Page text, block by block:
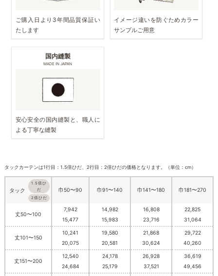
ご購入日より3年間品質保証い
たします
イメージ違いを防ぐためカラー
サンプルご用意
国内縫製
MADE IN JAPAN
安心安全の国内縫製と、職人に
よる丁寧な縫製
タックカーテンは1行目：1.5倍ひだ、2行目：2倍ひだの価格となります。（単位：cm）
タック
1.5倍ひ
だ
2倍ひだ
巾50〜90 巾91〜140 巾141〜180 巾181〜270
丈50〜100
7,942
15,477
14,982
15,983
16,808
23,716
22,825
31,064
丈101〜150
10,241
20,075
19,580
20,581
21,868
30,624
29,722
40,260
丈151〜200
12,540
24,684
24,178
25,179
26,928
37,521
36,619
49,456